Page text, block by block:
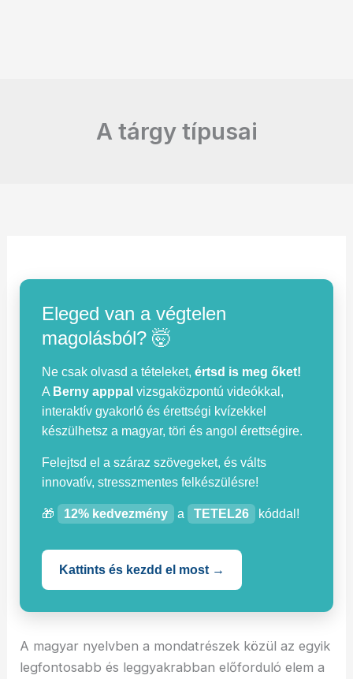
A tárgy típusai
Eleged van a végtelen
magolásból? 🤯
Ne csak olvasd a tételeket,értsd is meg őket!
A Berny apppal vizsgaközpontú videókkal,
interaktív gyakorló és érettségi kvízekkel
készülhetsz a magyar, töri és angol érettségire.
Felejtsd el a száraz szövegeket, és válts
innovatív, stresszmentes felkészülésre!
🎁 12% kedvezmény a TETEL26 kóddal!
Kattints és kezdd el most →
A magyar nyelvben a mondatrészek közül az egyik
legfontosabb és leggyakrabban előforduló elem a